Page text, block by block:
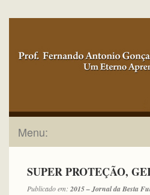
Menu:
SUPER PROTEÇÃO,
Publicado em: 2015 – Jornal da Besta